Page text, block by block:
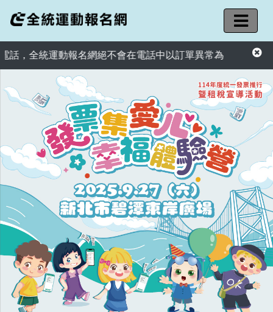
統運動報名網絕不會在電話中以訂單異常為由，要求您提